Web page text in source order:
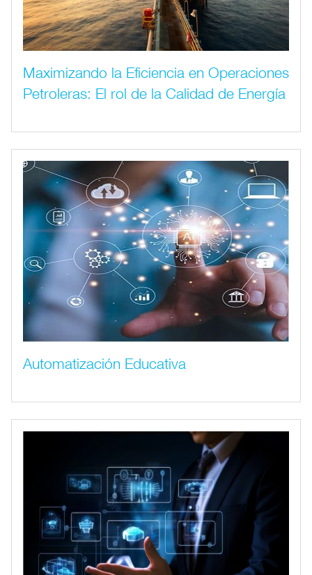
Maximizando la Eficiencia en Operaciones
Petroleras: El rol de la Calidad de Energía
Automatización Educativa